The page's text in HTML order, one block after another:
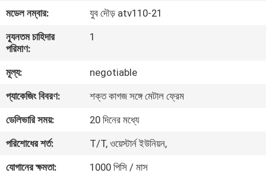
কারখানা
ভ্রমণ
মান
নিয়ন্ত্রণ
যোগাযোগ
করুন
মডেল নম্বার:
যুব দৌড় atv110-21
ন্যূনতম চাহিদার
পরিমাণ:
1
মূল্য:
negotiable
প্যাকেজিং বিবরণ:
শক্ত কাগজ সঙ্গে মেটাল ফ্রেম
ডেলিভারি সময়:
20 দিনের মধ্যে
পরিশোধের শর্ত:
T/T, ওয়েস্টার্ন ইউনিয়ন,
যোগানের ক্ষমতা:
1000 পিসি / মাস